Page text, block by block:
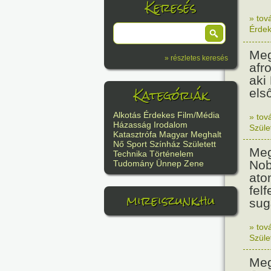
Keresés
» részletes keresés
Kategóriák
Alkotás Érdekes Film/Média
Házasság Irodalom
Katasztrófa Magyar Meghalt
Nő Sport Színház Született
Technika Történelem
Tudomány Ünnep Zene
mireiszunk.hu
»
aki
»
»